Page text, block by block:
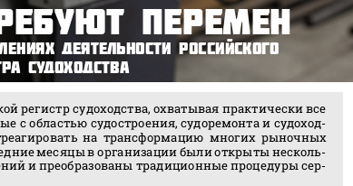
перемен
деятельности Российского
судоходства
регистр судоходства, охватывая практически все
с областью судостроения, судоремонта и судоход-
на трансформацию многих рыночных
месяцы в организации были открыты несколь
и преобразованы традиционные процедуры сер-